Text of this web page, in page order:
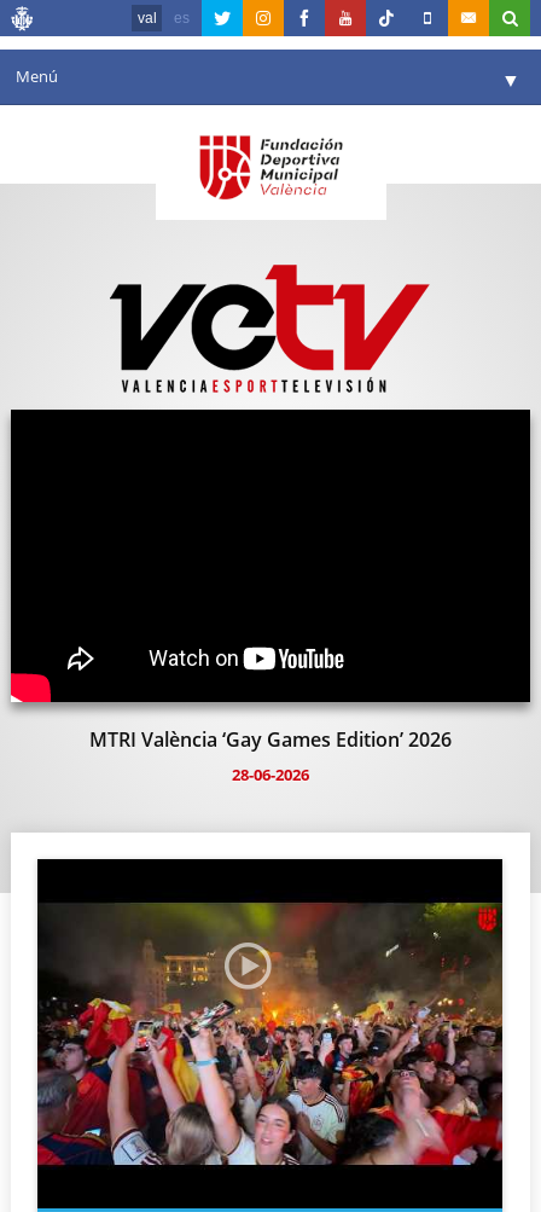
val es
Menú ▼
Agenda
València en esport
Portal de Transparència
MTRI València ‘Gay Games Edition’ 2026
28-06-2026